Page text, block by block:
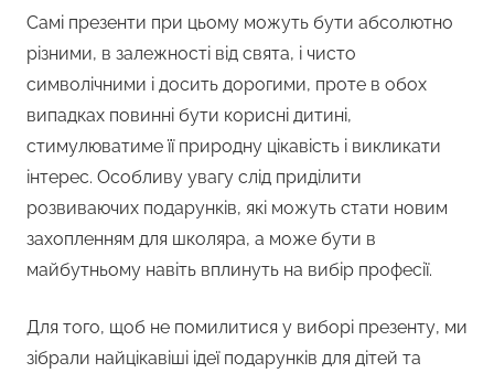
Самі презенти при цьому можуть бути абсолютно
різними, в залежності від свята, і чисто
символічними і досить дорогими, проте в обох
випадках повинні бути корисні дитині,
стимулюватиме її природну цікавість і викликати
інтерес. Особливу увагу слід приділити
розвиваючих подарунків, які можуть стати новим
захопленням для школяра, а може бути в
майбутньому навіть вплинуть на вибір професії.
Для того, щоб не помилитися у виборі презенту, ми
зібрали найцікавіші ідеї подарунків для дітей та